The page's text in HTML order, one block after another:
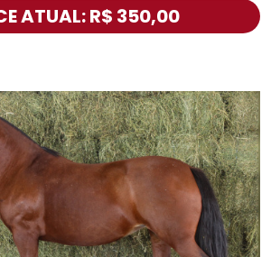
ATUAL: R$ 350,00